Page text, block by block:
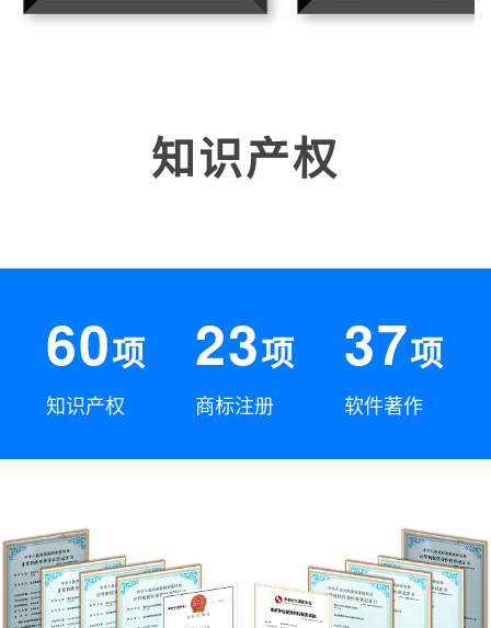
知识产权
60项
知识产权
23项
商标注册
37项
软件著作